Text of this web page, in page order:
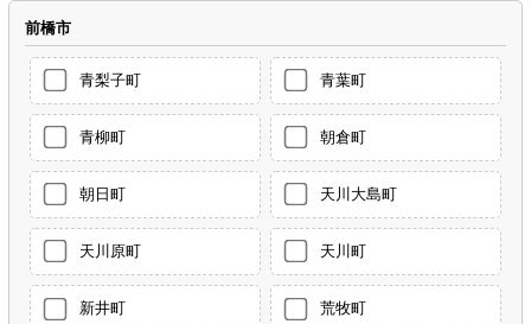
前橋市
青梨子町 青葉町
青柳町 朝倉町
朝日町 天川大島町
天川原町 天川町
新井町 荒牧町